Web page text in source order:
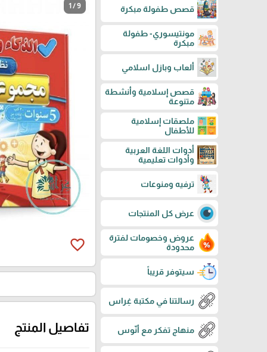
قصص طفولة مبكرة
مونتيسوري- طفولة
مبكرة
ألعاب وبازل اسلامي
قصص إسلامية وأنشطة
متنوعة
ملصقات إسلامية
للأطفال
أدوات اللغة العربية
وأدوات تعليمية
ترفيه ومنوعات
عرض كل المنتجات
عروض وخصومات لفترة
محدودة
سيتوفر قريباً
رسالتنا في مكتبة غِراس
منهاج تفكر مع أنّوس
1 / 9
favorite_border
تفاصيل المنتج